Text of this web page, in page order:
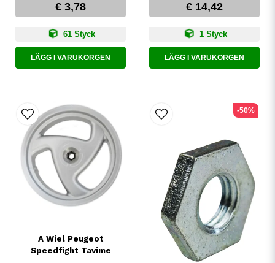
€ 3,78
61 Styck
LÄGG I VARUKORGEN
€ 14,42
1 Styck
LÄGG I VARUKORGEN
A Wiel Peugeot
Speedfight Tavime
-50%